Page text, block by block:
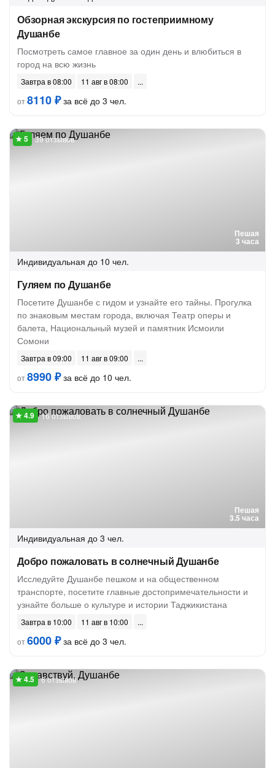
Обзорная экскурсия по гостеприимному
Душанбе
Посмотреть самое главное за один день и влюбиться в
город на всю жизнь
Завтра в 08:00
11 авг в 08:00
от8110 ₽за всё до 3 чел.
Пешая
3 часа
39 отзывов
Индивидуальная до 10 чел.
Гуляем по Душанбе
Посетите Душанбе с гидом и узнайте его тайны. Прогулка
по знаковым местам города, включая Театр оперы и
балета, Национальный музей и памятник Исмоили
Сомони
Завтра в 09:00
11 авг в 09:00
от8990 ₽за всё до 10 чел.
Пешая
3.5 часа
16 отзывов
Индивидуальная до 3 чел.
Добро пожаловать в солнечный Душанбе
Исследуйте Душанбе пешком и на общественном
транспорте, посетите главные достопримечательности и
узнайте больше о культуре и истории Таджикистана
Завтра в 10:00
11 авг в 10:00
от6000 ₽за всё до 3 чел.
6 отзывов